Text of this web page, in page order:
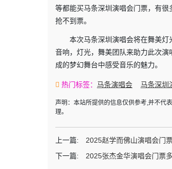
等都能买马条深圳演唱会门票，有
抢不到票。
本次马条深圳演唱会将在舞美
音响，灯光，舞美团队来助力此次
成的梦幻舞台中感受音乐的魅力。
热门标签： 马条演唱会 马条深圳
声明：本站所提供的信息仅供参考,并不代
理。
上一篇: 2025赵学而佛山演唱会门
下一篇: 2025张杰金华演唱会门票